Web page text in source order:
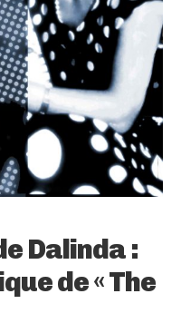
Dalinda :
de « The